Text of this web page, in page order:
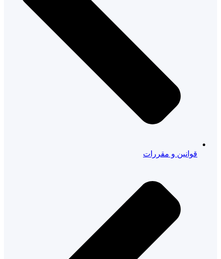
قوانین و مقررات